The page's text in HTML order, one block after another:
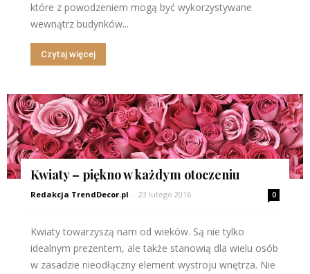
które z powodzeniem mogą być wykorzystywane
wewnątrz budynków...
Czytaj więcej
Kwiaty – piękno w każdym otoczeniu
Redakcja TrendDecor.pl - 23 lutego 2016 0
Kwiaty towarzyszą nam od wieków. Są nie tylko
idealnym prezentem, ale także stanowią dla wielu osób
w zasadzie nieodłączny element wystroju wnętrza. Nie